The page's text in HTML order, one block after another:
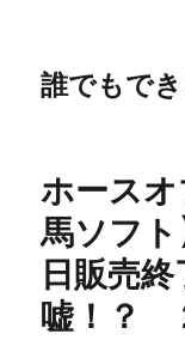
誰でもで
ホース
馬ソフ
日販売
嘘！？